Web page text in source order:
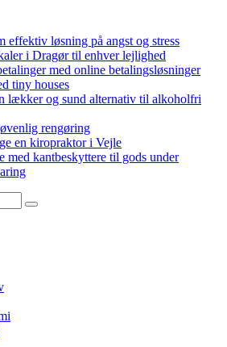
effektiv løsning på angst og stress
i Dragør til enhver lejlighed
med online betalingsløsninger
tiny houses
lækker og sund alternativ til alkoholfri
rengøring
en kiropraktor i Vejle
med kantbeskyttere til gods under